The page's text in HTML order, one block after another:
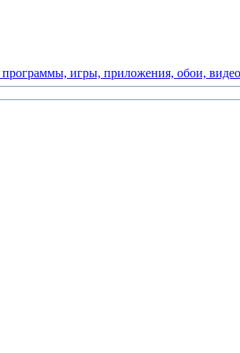
программы, игры, приложения, обои, видео